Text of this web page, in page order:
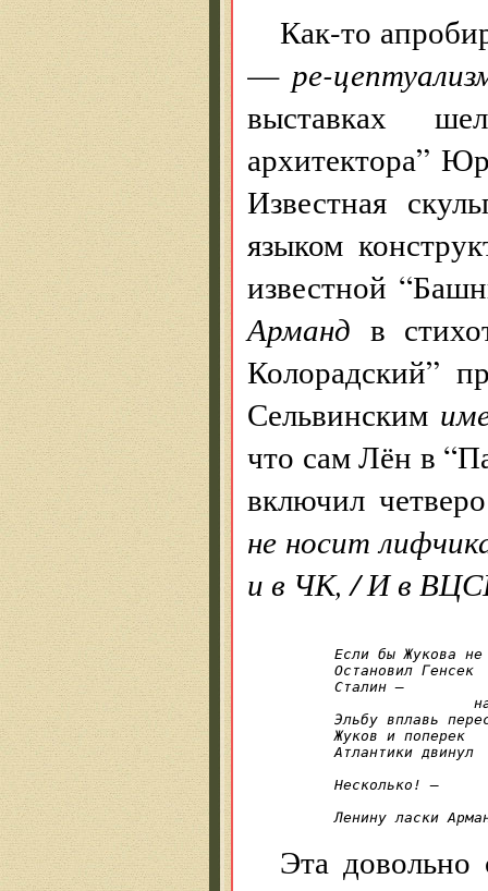
Как-то
— ре-
выставках
архитектора”
Известная
языком
известной
Арманд в
Колорадский”
Сельвинским
что сам Лён в
включил
не носит
и в ЧК, / И в
Если бы Жукова не
Остановил Генсек
Сталин —
Эльбу вплавь
Жуков и поперек
Атлантики двинул
Несколько! —
Ленину ласки
Эта